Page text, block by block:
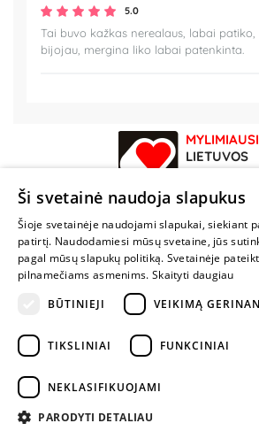
5.0
Tai buvo kažkas nerealaus, labai
bijojau, mergina liko labai patenkinta.
LIETUVOS
ŽAISTI
+370 600 84088
info@fantazijos.lt
Ši svetainė naudoja slapukus
Šioje svetainėje naudojami slapukai, siekiant
patirtį. Naudodamiesi mūsų svetaine, jūs
pagal mūsų slapukų politiką. Svetainėje
pilnamečiams asmenims. Skaityti daugiau
BŪTINIEJI
VEIKIMĄ
TIKSLINIAI FUNKCINIAI
NEKLASIFIKUOJAMI
PARODYTI DETALIAU